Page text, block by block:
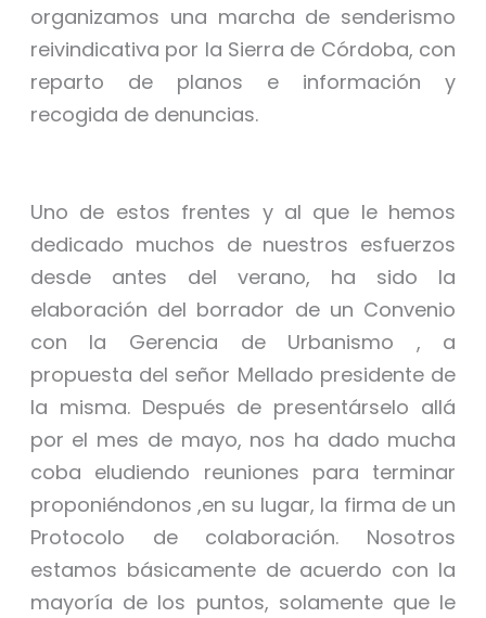
organizamos una marcha de senderismo
reivindicativa por la Sierra de Córdoba, con
reparto de planos e información y
recogida de denuncias.
Uno de estos frentes y al que le hemos
dedicado muchos de nuestros esfuerzos
desde antes del verano, ha sido la
elaboración del borrador de un Convenio
con la Gerencia de Urbanismo , a
propuesta del señor Mellado presidente de
la misma. Después de presentárselo allá
por el mes de mayo, nos ha dado mucha
coba eludiendo reuniones para terminar
proponiéndonos ,en su lugar, la firma de un
Protocolo de colaboración. Nosotros
estamos básicamente de acuerdo con la
mayoría de los puntos, solamente que le